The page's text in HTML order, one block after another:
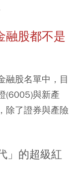
融股都不是
融股名單中，目
(6005)與新產
除了證券與產險
」的超級紅